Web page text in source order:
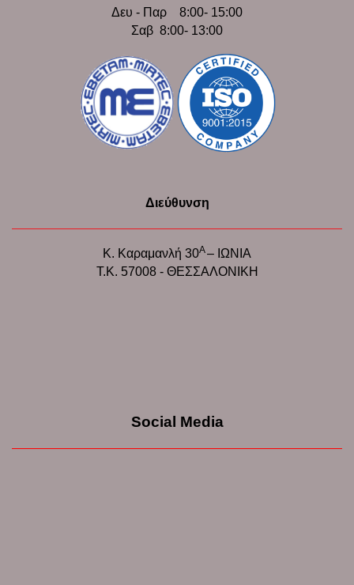
Δευ - Παρ 8:00- 15:00
Σαβ 8:00- 13:00
Διεύθυνση
Κ. Καραμανλή 30Α– ΙΩΝΙΑ
Τ.Κ. 57008 - ΘΕΣΣΑΛΟΝΙΚΗ
Social Media